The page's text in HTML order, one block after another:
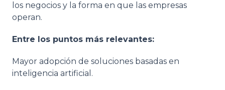
los negocios y la forma en que las empresas
operan.
Entre los puntos más relevantes:
Mayor adopción de soluciones basadas en
inteligencia artificial.